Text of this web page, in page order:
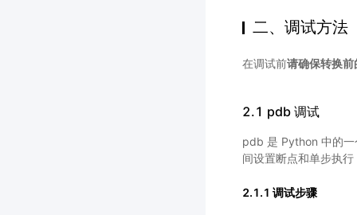
二、调试方法
在调试前请确保转换
2.1 pdb 调试
pdb 是 Python 中的一
间设置断点和单步执
2.1.1 调试步骤